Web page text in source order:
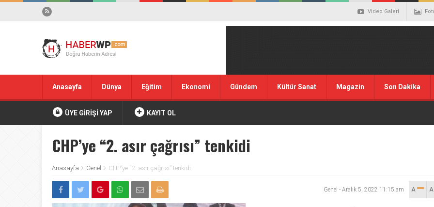
Video Galeri
Anasayfa Dünya Eğitim Ekonomi Gündem Kültür Sanat Magazin Son Dakika
ÜYE GİRİŞİ YAP KAYIT OL
CHP’ye “2. asır çağrısı” tenkidi
Anasayfa Genel CHP’ye “2. asır çağrısı” tenkidi
Genel - Aralık 5, 2022 11:15 am A